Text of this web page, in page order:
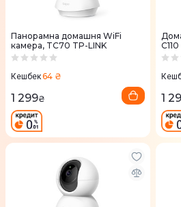
Панорамна домашня WiFi
камера, TC70 TP-LINK
Кешбек64 ₴
1 299₴ 1